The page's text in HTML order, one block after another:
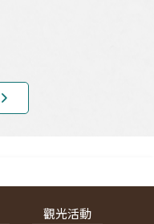
觀光活動